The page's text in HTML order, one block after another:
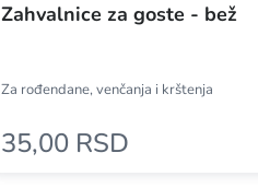
Zahvalnice za goste - bež
Za rođendane, venčanja i krštenja
35,00 RSD